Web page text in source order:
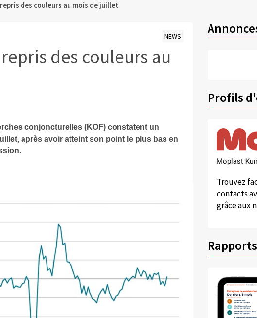
repris des couleurs au mois de juillet
NEWS
des couleurs au
conjoncturelles (KOF) constatent un
après avoir atteint son point le plus bas en
Profils
Trouvez
contacts
grâce aux
Rapports